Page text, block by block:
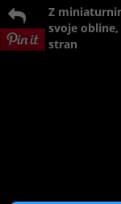
Z
svoje
stran